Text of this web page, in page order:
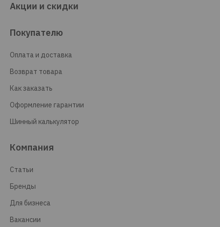
Акции и скидки
Покупателю
Оплата и доставка
Возврат товара
Как заказать
Оформление гарантии
Шинный калькулятор
Компания
Статьи
Бренды
Для бизнеса
Вакансии